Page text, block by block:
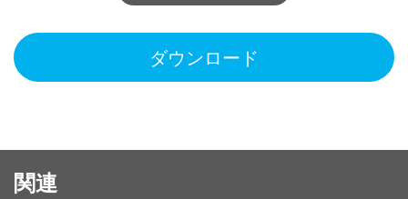
ダウンロード
関連